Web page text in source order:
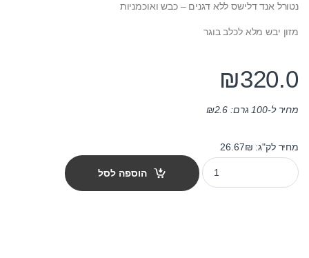
נטורל אנד דלישס ללא דגנים – כבש ואוכמניות
מזון יבש מלא לכלב בוגר
₪320.0
מחיר ל-100 גרם: ₪2.6
מחיר לק"ג: 26.67₪
מזון כלבים נטורל אנד דלישס ללא דגנים לכלב בוגר כבש ואוכמניות 12 ק"ג quantity
הוספה לסל